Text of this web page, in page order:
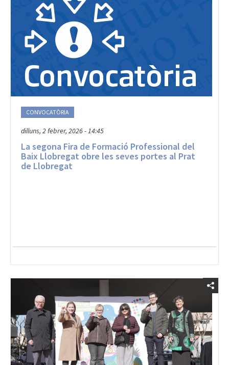
dilluns, 2 febrer, 2026 - 14:45
La segona Fira de Formació Professional del
Baix Llobregat obre les seves portes al Prat
de Llobregat